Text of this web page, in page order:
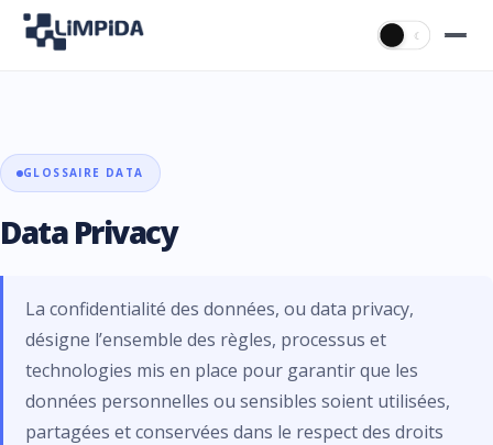
☾
GLOSSAIRE DATA
Data Privacy
La confidentialité des données, ou data privacy,
désigne l’ensemble des règles, processus et
technologies mis en place pour garantir que les
données personnelles ou sensibles soient utilisées,
partagées et conservées dans le respect des droits